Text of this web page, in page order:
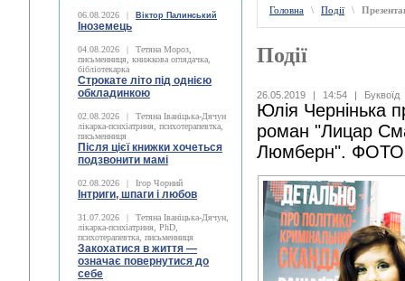
06.08.2026 | Віктор Палинський
Іноземець
04.08.2026 |
Тетяна Мороз,
письменниця, книжкова оглядачка,
бібліотекарка
Строкате літо під однією
обкладинкою
02.08.2026 |
Тетяна Іваніцька-Дячун
лікарка-психіатриня, психотерапевтка,
письменниця
Після цієї книжки хочеться
подзвонити мамі
02.08.2026 | Ігор Чорний
Інтриги, шпаги і любов
31.07.2026 |
Тетяна Іваніцька-Дячун,
лікарка-психіатриня, PhD,
психотерапевтка, письменниця
Закохатися в життя —
означає повернутися до
себе
Головна \ Події \
Події
26.05.2019 | 14:54 | Буквоїд
Юлія Чернінька
роман "Лицар
Люмберн".